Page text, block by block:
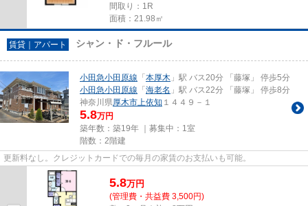
間取り：1R
面積：21.98㎡
賃貸｜アパート シャン・ド・フルール
小田急小田原線 「本厚木 」駅 バス20分 「藤塚」 停歩5分
小田急小田原線 「海老名 」駅 バス22分 「藤塚」 停歩8分
神奈川県厚木市上依知 １４４９－１
5.8万円
築年数：築19年 ｜募集中： 1室
階数：2階建
更新料なし。クレジットカードでの毎月の家賃のお支払いも可能。
5.8万円
(管理費・共益費 3,500円)